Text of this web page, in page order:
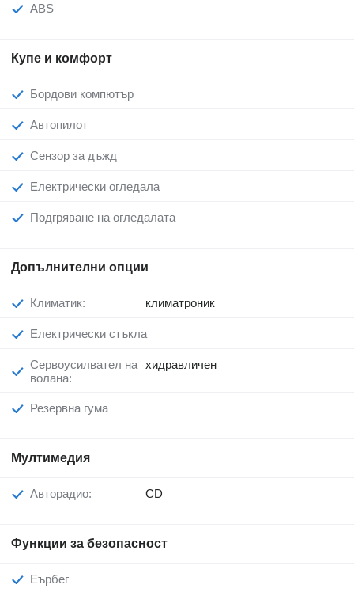
ABS
Купе и комфорт
Бордови компютър
Автопилот
Сензор за дъжд
Електрически огледала
Подгряване на огледалата
Допълнителни опции
Климатик: климатроник
Електрически стъкла
Сервоусилвател на
волана:
хидравличен
Резервна гума
Мултимедия
Авторадио: CD
Функции за безопасност
Еърбег